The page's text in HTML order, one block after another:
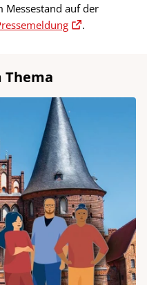
Messestand auf der
.
Thema